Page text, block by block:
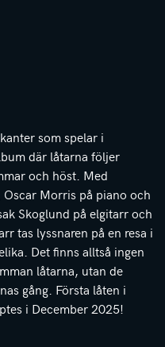
som spelar i
där låtarna följer
och höst. Med
Morris på piano och
Skoglund på elgitarr och
tas lyssnaren på en resa i
Det finns alltså ingen
låtarna, utan de
gång. Första låten i
i December 2025!